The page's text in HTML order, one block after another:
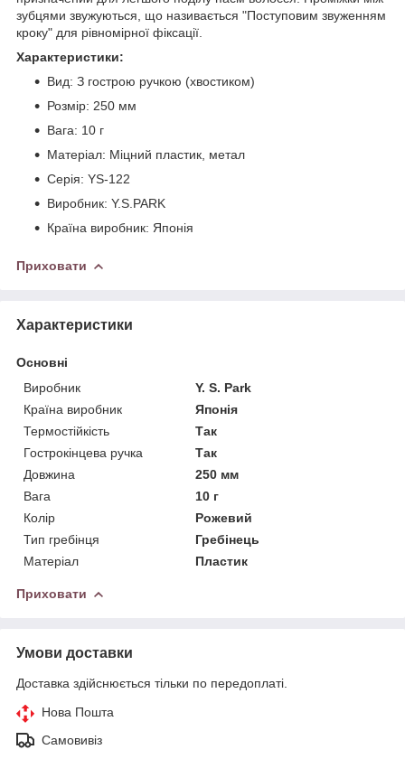
зубцями звужуються, що називається "Поступовим звуженням
кроку" для рівномірної фіксації.
Характеристики:
Вид: З гострою ручкою (хвостиком)
Розмір: 250 мм
Вага: 10 г
Матеріал: Міцний пластик, метал
Серія: YS-122
Виробник: Y.S.PARK
Країна виробник: Японія
Приховати
Характеристики
Основні
Виробник
Y. S. Park
Країна виробник
Японія
Термостійкість
Так
Гострокінцева ручка
Так
Довжина
250 мм
Вага
10 г
Колір
Рожевий
Тип гребінця
Гребінець
Матеріал
Пластик
Приховати
Умови доставки
Доставка здійснюється тільки по передоплаті.
Нова Пошта
Самовивіз